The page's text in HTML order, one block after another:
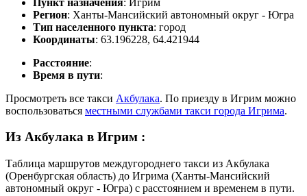
Регион: Ханты-Мансийский автономный округ - Югра
Тип населенного пункта: город
Координаты: 63.196228, 64.421944
Расстояние:
Время в пути:
Просмотреть все такси Акбулака. По приезду в Игрим можно
воспользоваться местными службами такси города Игрима.
Из Акбулака в Игрим :
Таблица маршрутов междугороднего такси из Акбулака
(Оренбургская область) до Игрима (Ханты-Мансийский
автономный округ - Югра) с расстоянием и временем в пути.